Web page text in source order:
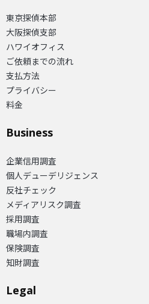
東京探偵本部
大阪探偵支部
ハワイオフィス
ご依頼までの流れ
支払方法
プライバシー
料金
Business
企業信用調査
個人デューデリジェンス
反社チェック
メディアリスク調査
採用調査
職場内調査
保険調査
知財調査
Legal